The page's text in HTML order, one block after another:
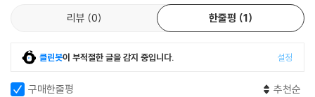
이 책은 ‘모든 그리스도인의 필독서’입니다.
이 책은 성경 교리의 통일성이 이루어지기를 바라는 마음을 담아, 각 교파
읽고 공부한다면, 교리적 차이로 분열된 교회가 하나님의 은혜로 일치와
리뷰 0 한줄평 1
클린봇이 부적절한 글을 감지 중입니다. 설정
구매한줄평 추천순